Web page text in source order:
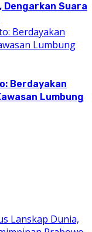
Dengarkan Suara
Berdayakan
Lumbung